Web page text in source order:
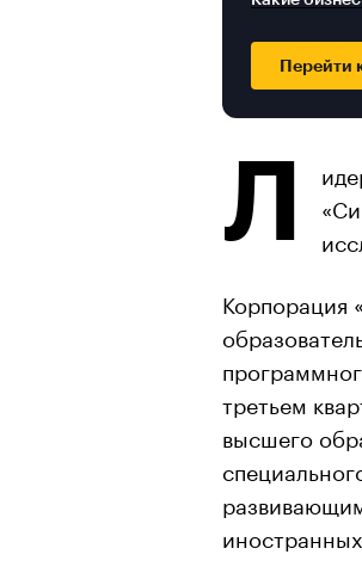
Перейти
Л
Корпорация
третьем
высшего